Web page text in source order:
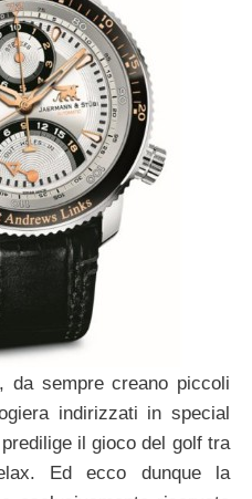
da sempre creano piccoli
indirizzati in special
il gioco del golf tra
Ed ecco dunque la